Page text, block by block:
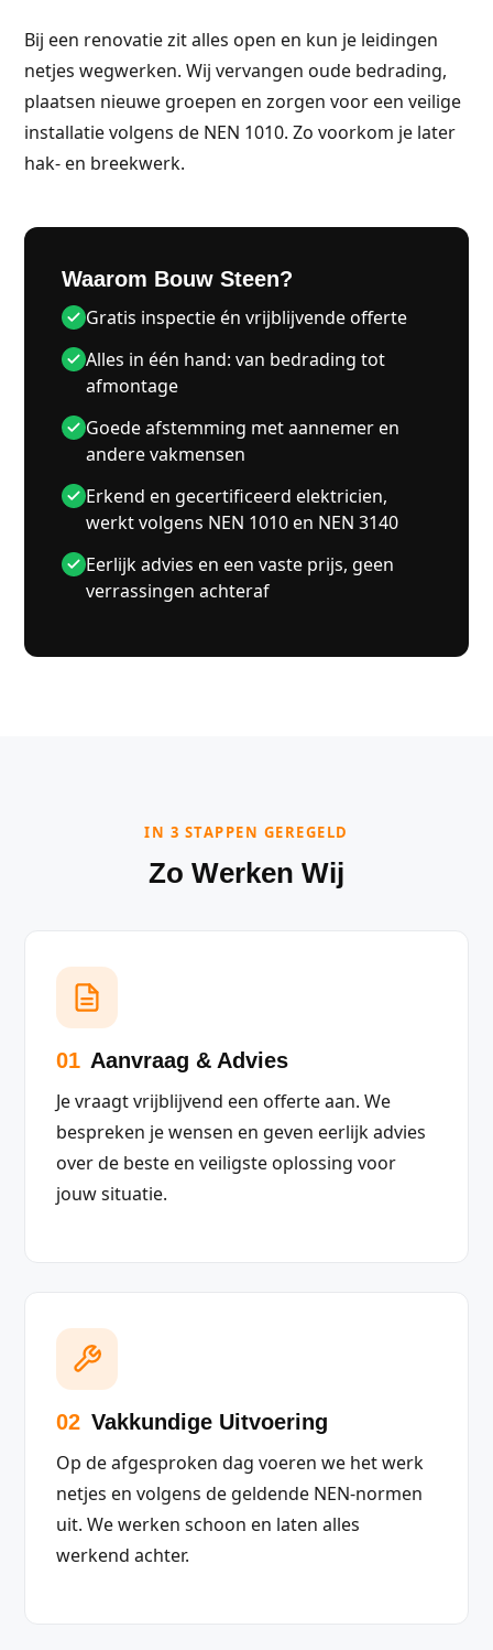
Bij een renovatie zit alles open en kun je leidingen
netjes wegwerken. Wij vervangen oude bedrading,
plaatsen nieuwe groepen en zorgen voor een veilige
installatie volgens de NEN 1010. Zo voorkom je later
hak- en breekwerk.
Waarom Bouw Steen?
Gratis inspectie én vrijblijvende offerte
Alles in één hand: van bedrading tot
afmontage
Goede afstemming met aannemer en
andere vakmensen
Erkend en gecertificeerd elektricien,
werkt volgens NEN 1010 en NEN 3140
Eerlijk advies en een vaste prijs, geen
verrassingen achteraf
IN 3 STAPPEN GEREGELD
Zo Werken Wij
01 Aanvraag & Advies
Je vraagt vrijblijvend een offerte aan. We
bespreken je wensen en geven eerlijk advies
over de beste en veiligste oplossing voor
jouw situatie.
02 Vakkundige Uitvoering
Op de afgesproken dag voeren we het werk
netjes en volgens de geldende NEN-normen
uit. We werken schoon en laten alles
werkend achter.